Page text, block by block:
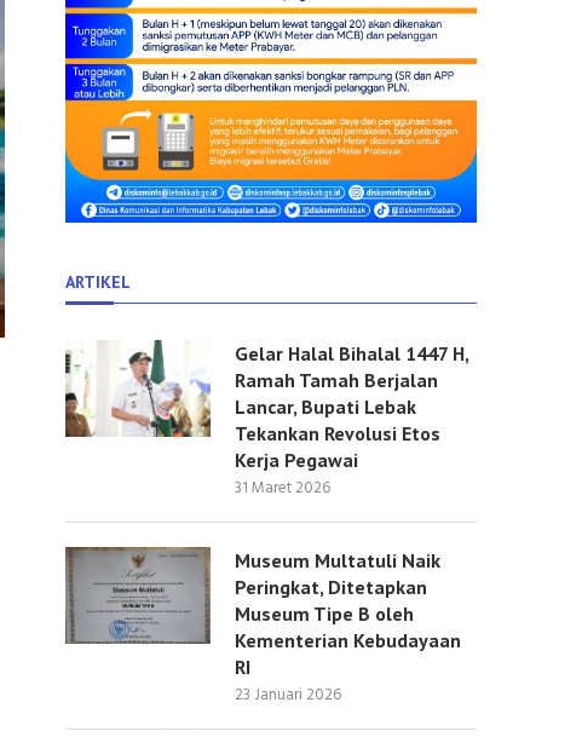
ARTIKEL
Gelar Halal Bihalal 1447 H,
Ramah Tamah Berjalan
Lancar, Bupati Lebak
Tekankan Revolusi Etos
Kerja Pegawai
31 Maret 2026
Museum Multatuli Naik
Peringkat, Ditetapkan
Museum Tipe B oleh
Kementerian Kebudayaan
RI
23 Januari 2026